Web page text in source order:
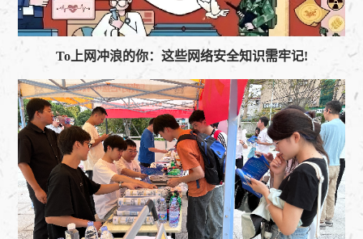
To上网冲浪的你：这些网络安全知识需牢记!